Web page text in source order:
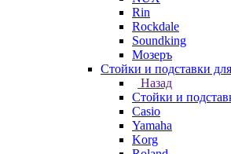
Rin
Rockdale
Soundking
Мозеръ
Стойки и подставки
Назад
Стойки и
Casio
Yamaha
Korg